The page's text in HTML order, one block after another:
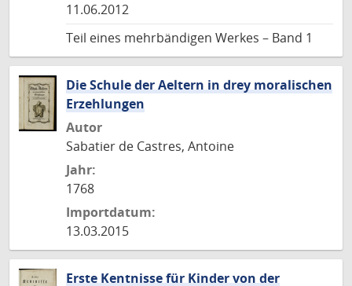
11.06.2012
Teil eines mehrbändigen Werkes – Band 1
Die Schule der Aeltern in drey moralischen
Erzehlungen
Autor
Sabatier de Castres, Antoine
Jahr:
1768
Importdatum:
13.03.2015
Erste Kentnisse für Kinder von der